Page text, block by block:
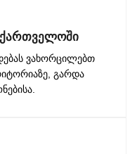
ვახორცილებთ
გარდა